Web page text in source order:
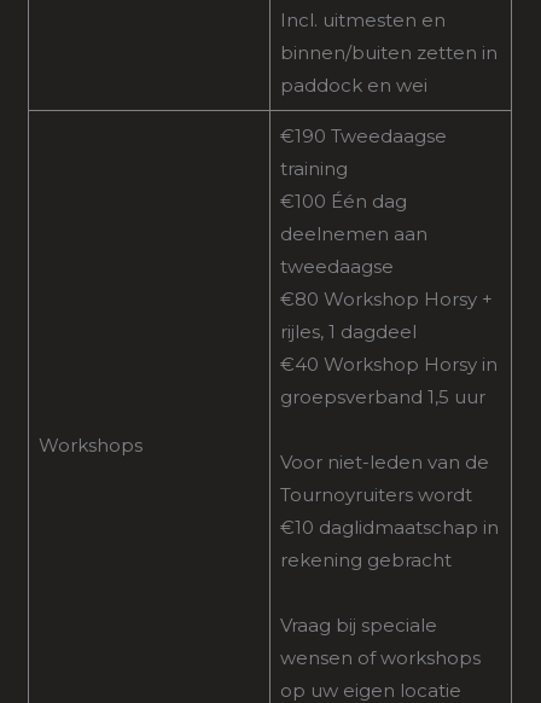
Incl. uitmesten en
binnen/buiten zetten in
paddock en wei
Workshops
€190 Tweedaagse
training
€100 Één dag
deelnemen aan
tweedaagse
€80 Workshop Horsy +
rijles, 1 dagdeel
€40 Workshop Horsy in
groepsverband 1,5 uur
Voor niet-leden van de
Tournoyruiters wordt
€10 daglidmaatschap in
rekening gebracht
Vraag bij speciale
wensen of workshops
op uw eigen locatie